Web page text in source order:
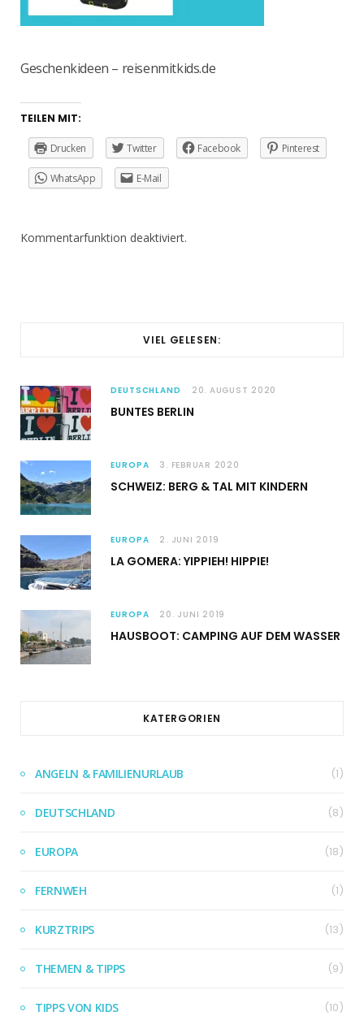
Geschenkideen – reisenmitkids.de
TEILEN MIT:
Drucken Twitter Facebook Pinterest
WhatsApp E-Mail
Kommentarfunktion deaktiviert.
VIEL GELESEN:
DEUTSCHLAND 20. AUGUST 2020
BUNTES BERLIN
EUROPA 3. FEBRUAR 2020
SCHWEIZ: BERG & TAL MIT KINDERN
EUROPA 2. JUNI 2019
LA GOMERA: YIPPIEH! HIPPIE!
EUROPA 20. JUNI 2019
HAUSBOOT: CAMPING AUF DEM WASSER
KATERGORIEN
ANGELN & FAMILIENURLAUB (1)
DEUTSCHLAND (8)
EUROPA (18)
FERNWEH (1)
KURZTRIPS (13)
THEMEN & TIPPS (9)
TIPPS VON KIDS (10)